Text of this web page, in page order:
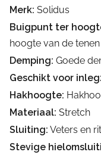
Merk: Solidus
Buigpunt ter
hoogte van de tenen
Demping: Goede
Geschikt voor
Hakhoogte:
Materiaal: Stretch
Sluiting: Veters en
Stevige